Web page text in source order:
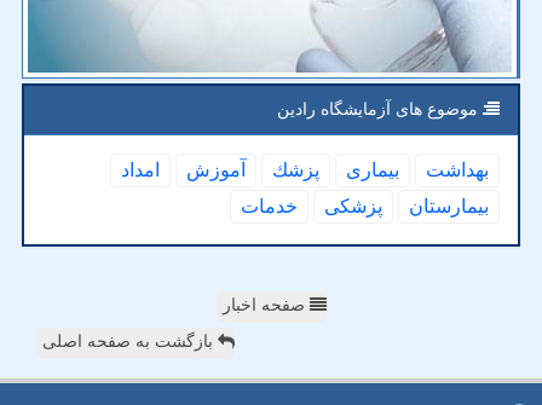
موضوع های آزمایشگاه رادین
بهداشت بیماری پزشك آموزش
امداد
بیمارستان
پزشكی خدمات
صفحه اخبار
بازگشت به صفحه اصلی